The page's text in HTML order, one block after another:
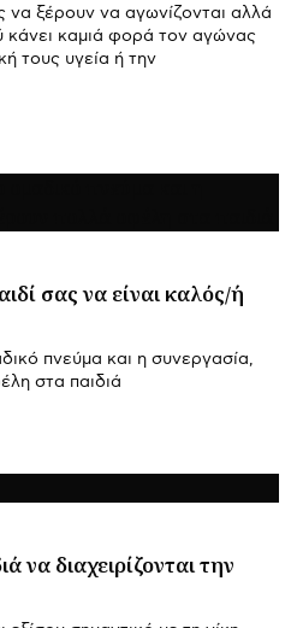
να ξέρουν να αγωνίζονται αλλά
κάνει καμιά φορά τον αγώνας
τους υγεία ή την
σας να είναι καλός/ή
πνεύμα και η συνεργασία,
στα παιδιά
να διαχειρίζονται την